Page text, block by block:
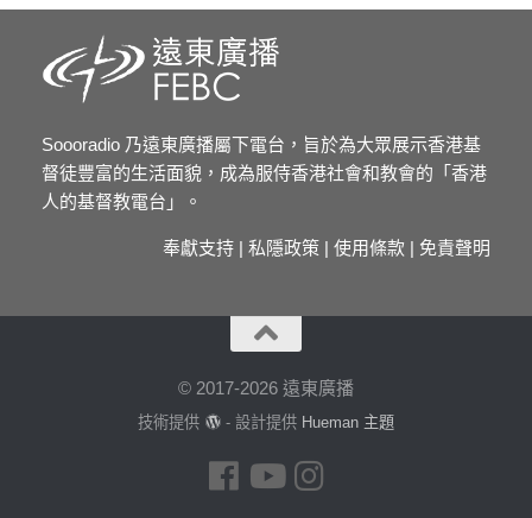
Soooradio 乃遠東廣播屬下電台，旨於為大眾展示香港基
督徒豐富的生活面貌，成為服侍香港社會和教會的「香港
人的基督教電台」。
奉獻支持 | 私隱政策 | 使用條款 | 免責聲明
© 2017-2026 遠東廣播
技術提供 - 設計提供 Hueman 主題